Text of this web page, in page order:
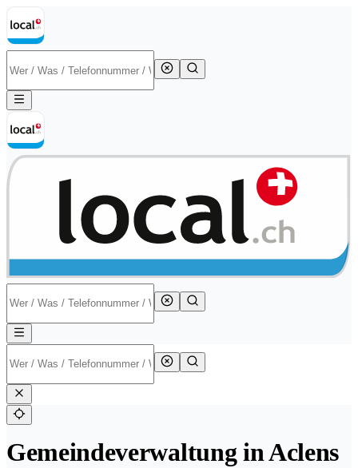
Gemeindeverwaltung in Aclens